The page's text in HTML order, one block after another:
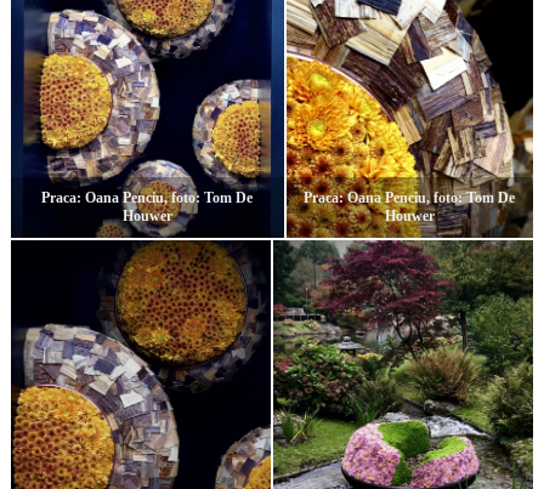
Praca: Oana Penciu, foto: Tom De
Houwer
Praca: Oana Penciu, foto: Tom De
Houwer